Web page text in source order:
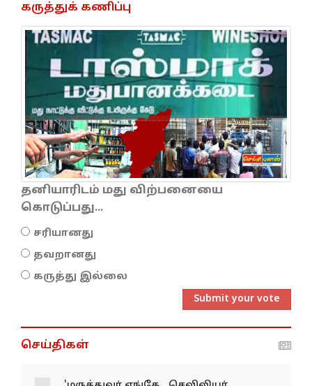
கருத்துக் கணிப்பு
தனியாரிடம் மது விற்பனையை
கொடுப்பது...
சரியானது
தவறானது
கருத்து இல்லை
Submit your vote
செய்திகள்